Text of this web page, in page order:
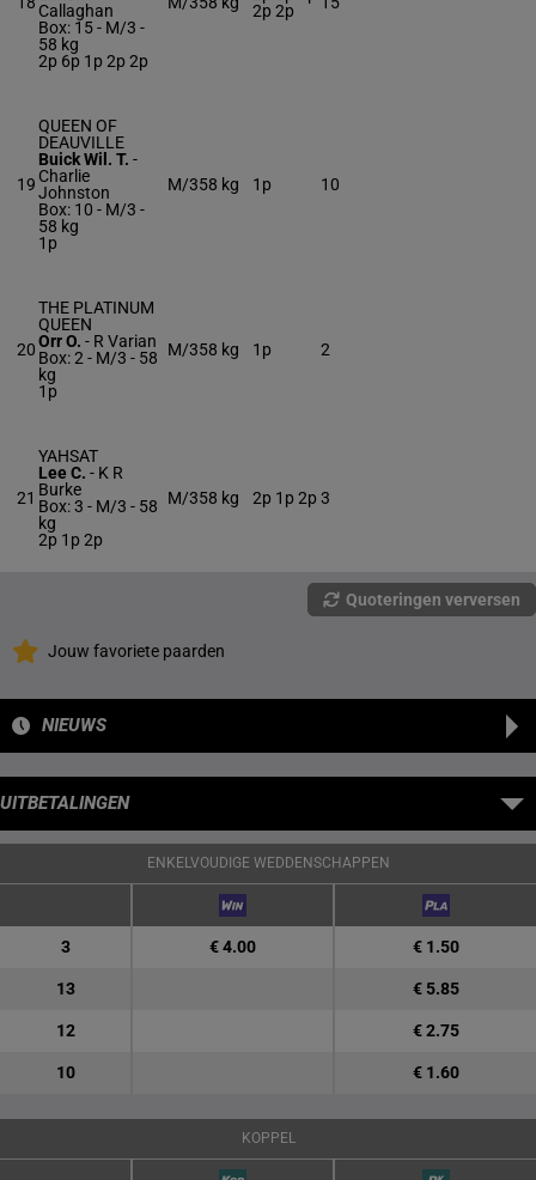
Callaghan
Box: 15 - M/3 -
58 kg
2p 6p 1p 2p 2p
2p 2p
19
QUEEN OF
DEAUVILLE
Buick Wil. T. -
Charlie
Johnston
Box: 10 - M/3 -
58 kg
1p
M/358 kg 1p 10
20
THE PLATINUM
QUEEN
Orr O. - R Varian
Box: 2 - M/3 - 58
kg
1p
M/358 kg 1p 2
21
YAHSAT
Lee C. - K R
Burke
Box: 3 - M/3 - 58
kg
2p 1p 2p
M/358 kg 2p 1p 2p 3
Quoteringen verversen
Jouw favoriete paarden
NIEUWS
UITBETALINGEN
ENKELVOUDIGE WEDDENSCHAPPEN
3 € 4.00 € 1.50
13 € 5.85
12 € 2.75
10 € 1.60
KOPPEL